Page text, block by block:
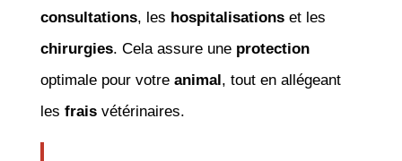
consultations, les hospitalisationset les
chirurgies. Cela assure une protection
optimale pour votre animal, tout en allégeant
les fraisvétérinaires.